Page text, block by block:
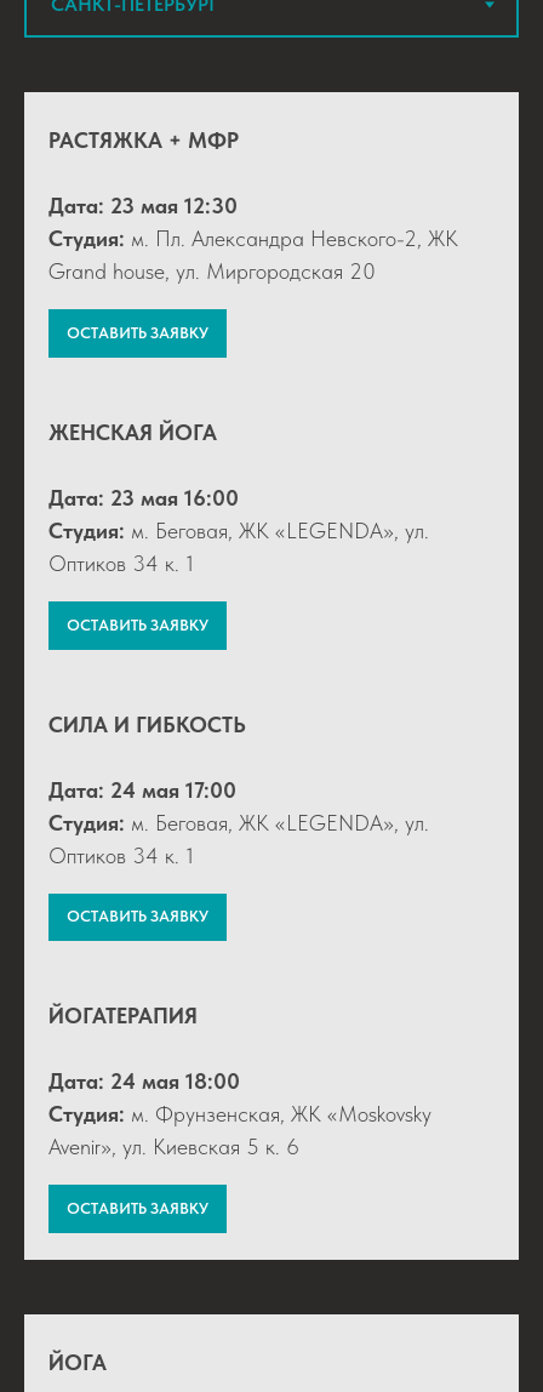
РАСТЯЖКА + МФР
Дата: 23 мая 12:30
Студия: м. Пл. Александра Невского-2, ЖК
Grand house, ул. Миргородская 20
ОСТАВИТЬ ЗАЯВКУ
ЖЕНСКАЯ ЙОГА
Дата: 23 мая 16:00
Студия: м. Беговая, ЖК «LEGENDA», ул.
Оптиков 34 к. 1
ОСТАВИТЬ ЗАЯВКУ
СИЛА И ГИБКОСТЬ
Дата: 24 мая 17:00
Студия: м. Беговая, ЖК «LEGENDA», ул.
Оптиков 34 к. 1
ОСТАВИТЬ ЗАЯВКУ
ЙОГАТЕРАПИЯ
Дата: 24 мая 18:00
Студия: м. Фрунзенская, ЖК «Moskovsky
Avenir», ул. Киевская 5 к. 6
ОСТАВИТЬ ЗАЯВКУ
ЙОГА